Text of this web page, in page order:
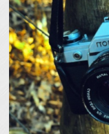
ZAKLJUČIL SE JE